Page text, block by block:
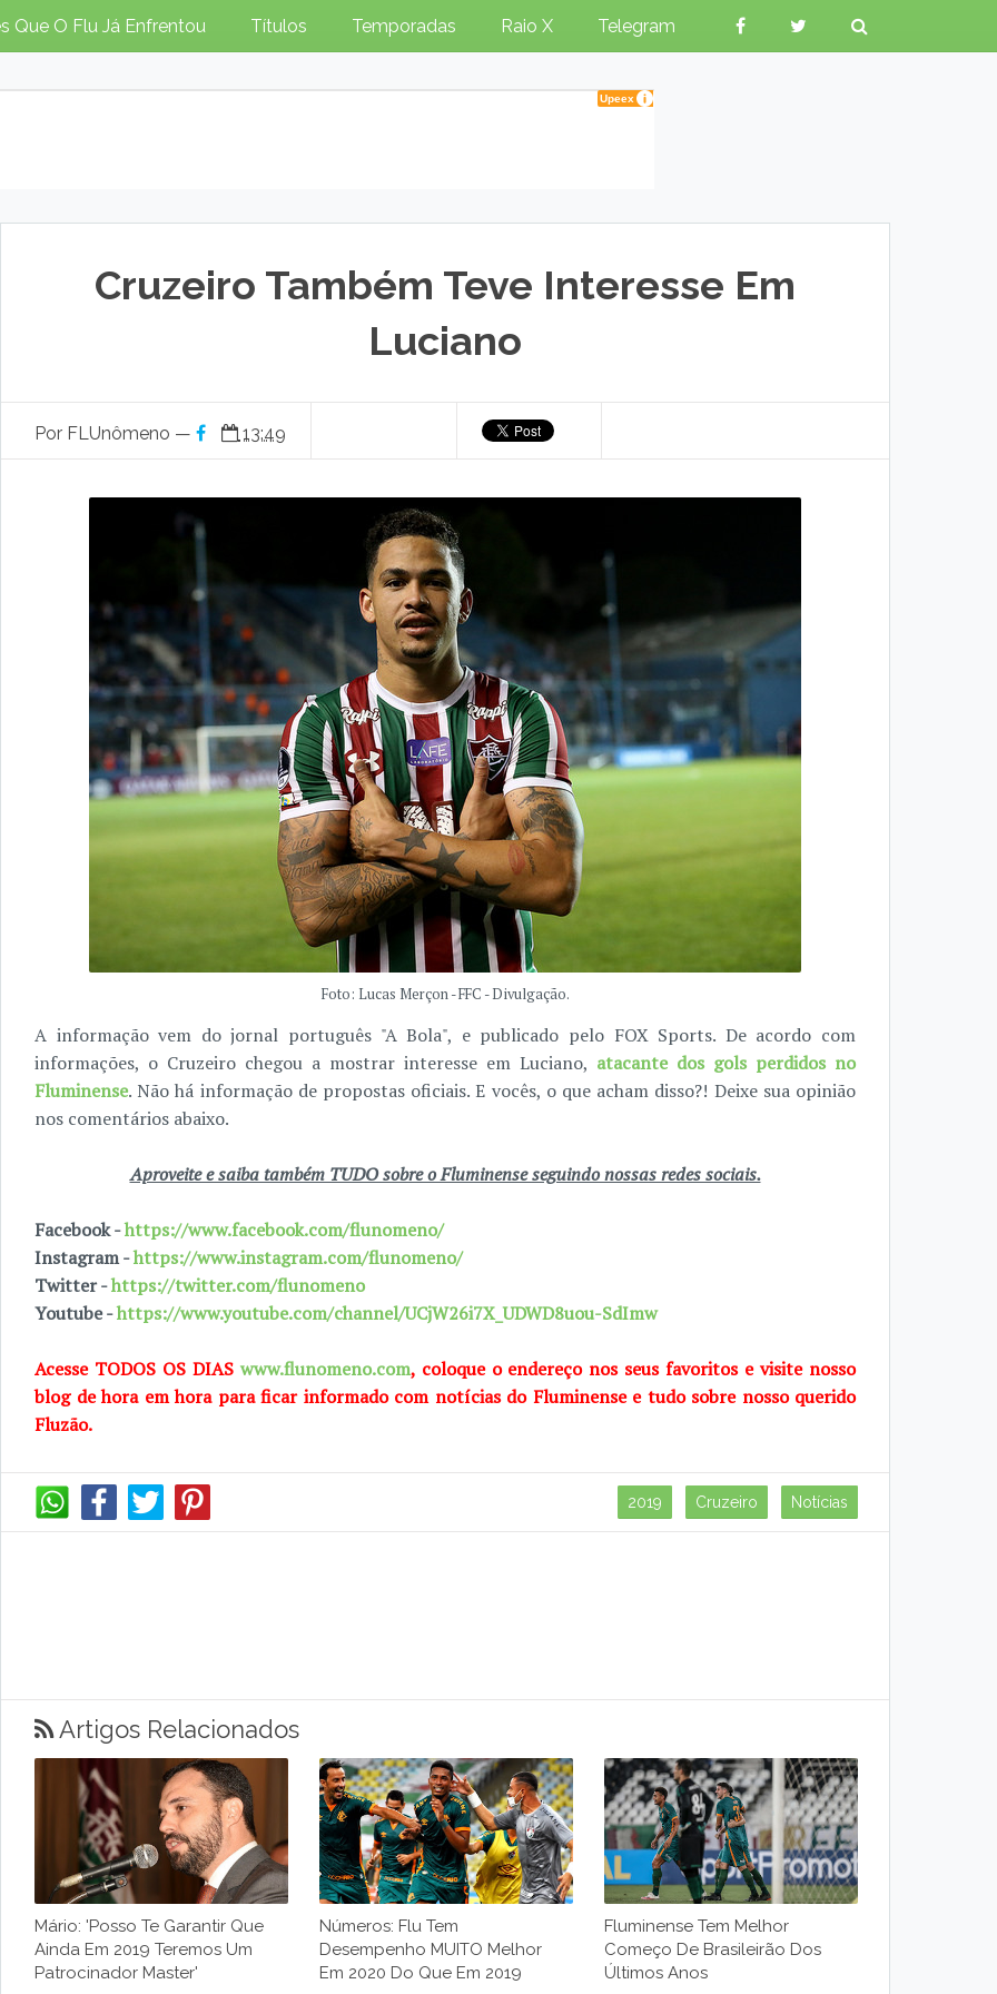
Que O Flu Já Enfrentou Títulos Temporadas Raio X Telegram
Cruzeiro Também Teve Interesse Em
Luciano
Por FLUnômeno — 13:49
Foto: Lucas Merçon - FFC - Divulgação.
A informação vem do jornal português "A Bola", e publicado pelo FOX Sports. De acordo com
informações, o Cruzeiro chegou a mostrar interesse em Luciano, atacante dos gols perdidos no
Fluminense. Não há informação de propostas oficiais. E vocês, o que acham disso?! Deixe sua opinião
nos comentários abaixo.
Aproveite e saiba também TUDO sobre o Fluminense seguindo nossas redes sociais.
Facebook -https://www.facebook.com/flunomeno/
Instagram -https://www.instagram.com/flunomeno/
Twitter -https://twitter.com/flunomeno
Youtube -https://www.youtube.com/channel/UCjW26i7X_UDWD8uou-SdImw
Acesse TODOS OS DIAS www.flunomeno.com, coloque o endereço nos seus favoritos e visite nosso
blog de hora em hora para ficar informado com notícias do Fluminense e tudo sobre nosso querido
Fluzão.
2019 Cruzeiro Notícias
Artigos Relacionados
Mário: 'posso Te Garantir Que
Ainda Em 2019 Teremos Um
Patrocinador Master'
Números: Flu Tem
Desempenho MUITO Melhor
Em 2020 Do Que Em 2019
Fluminense Tem Melhor
Começo De Brasileirão Dos
Últimos Anos